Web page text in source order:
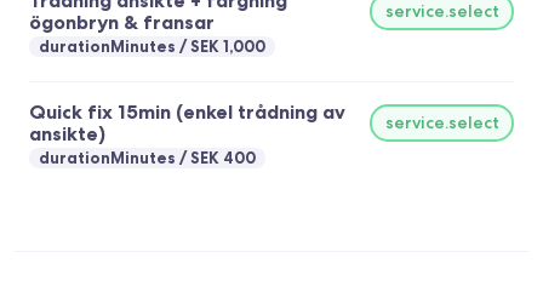
ögonbryn & fransar
durationMinutes SEK 1,000
service.select
Quick fix 15min (enkel trådning av
ansikte)
durationMinutes SEK 400
service.select